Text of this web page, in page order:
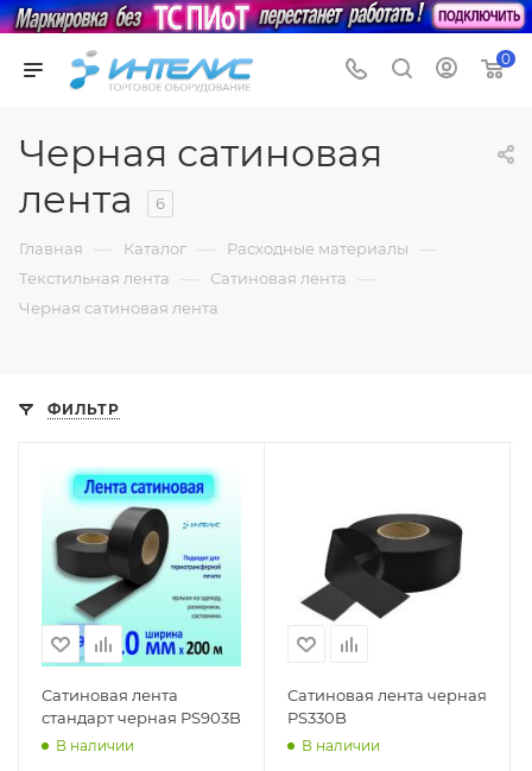
0
Черная сатиновая
лента
6
Главная — Каталог — Расходные материалы —
Текстильная лента — Сатиновая лента —
Черная сатиновая лента
ФИЛЬТР
Сатиновая лента
стандарт черная PS903B
В наличии
Сатиновая лента черная
PS330B
В наличии